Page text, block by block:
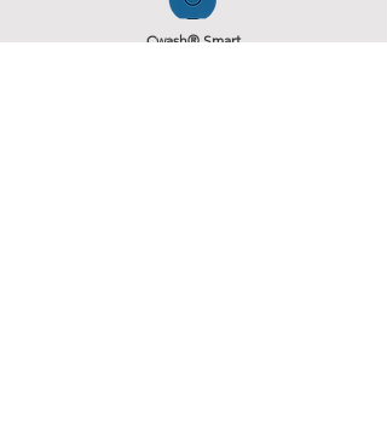
Cwash® Smart